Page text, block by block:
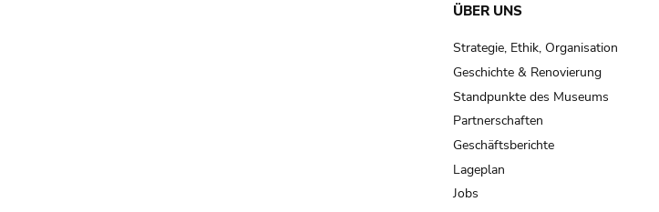
ÜBER UNS
Strategie, Ethik, Organisation
Geschichte & Renovierung
Standpunkte des Museums
Partnerschaften
Geschäftsberichte
Lageplan
Jobs